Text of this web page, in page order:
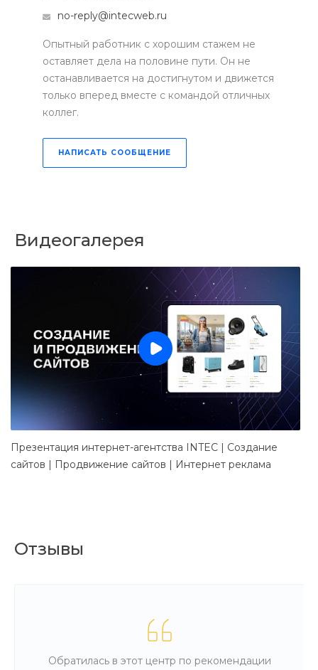
no-reply@intecweb.ru
Опытный работник с хорошим стажем не
оставляет дела на половине пути. Он не
останавливается на достигнутом и движется
только вперед вместе с командой отличных
коллег.
НАПИСАТЬ СООБЩЕНИЕ
Видеогалерея
Презентация интернет-агентства INTEC | Создание
сайтов | Продвижение сайтов | Интернет реклама
Отзывы
Обратилась в этот центр по рекомендации